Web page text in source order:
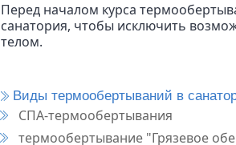
Перед началом курса
санатория, чтобы исключить
телом.
Виды термообертываний в
СПА-термообертывания
термообертывание "Грязевое